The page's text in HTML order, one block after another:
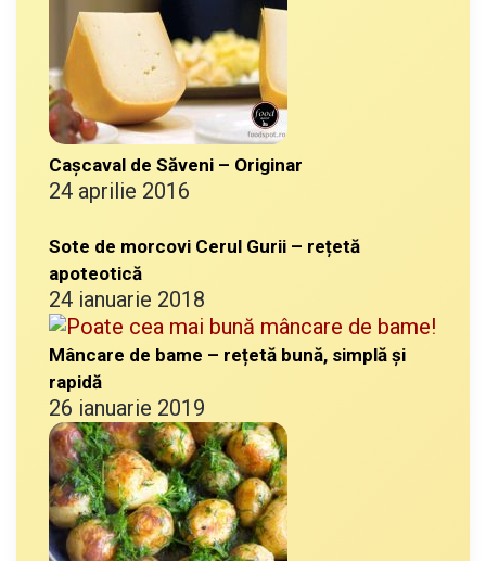
Cașcaval de Săveni – Originar
24 aprilie 2016
Sote de morcovi Cerul Gurii – rețetă
apoteotică
24 ianuarie 2018
Mâncare de bame – rețetă bună, simplă și
rapidă
26 ianuarie 2019